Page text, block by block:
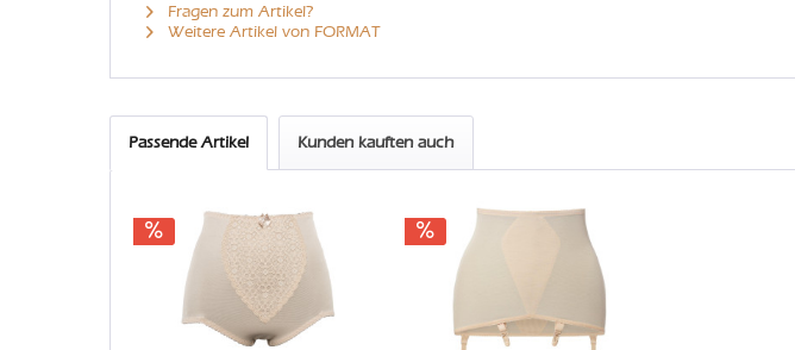
Fragen zum Artikel?
Weitere Artikel von FORMAT
Passende Artikel Kunden kauften auch